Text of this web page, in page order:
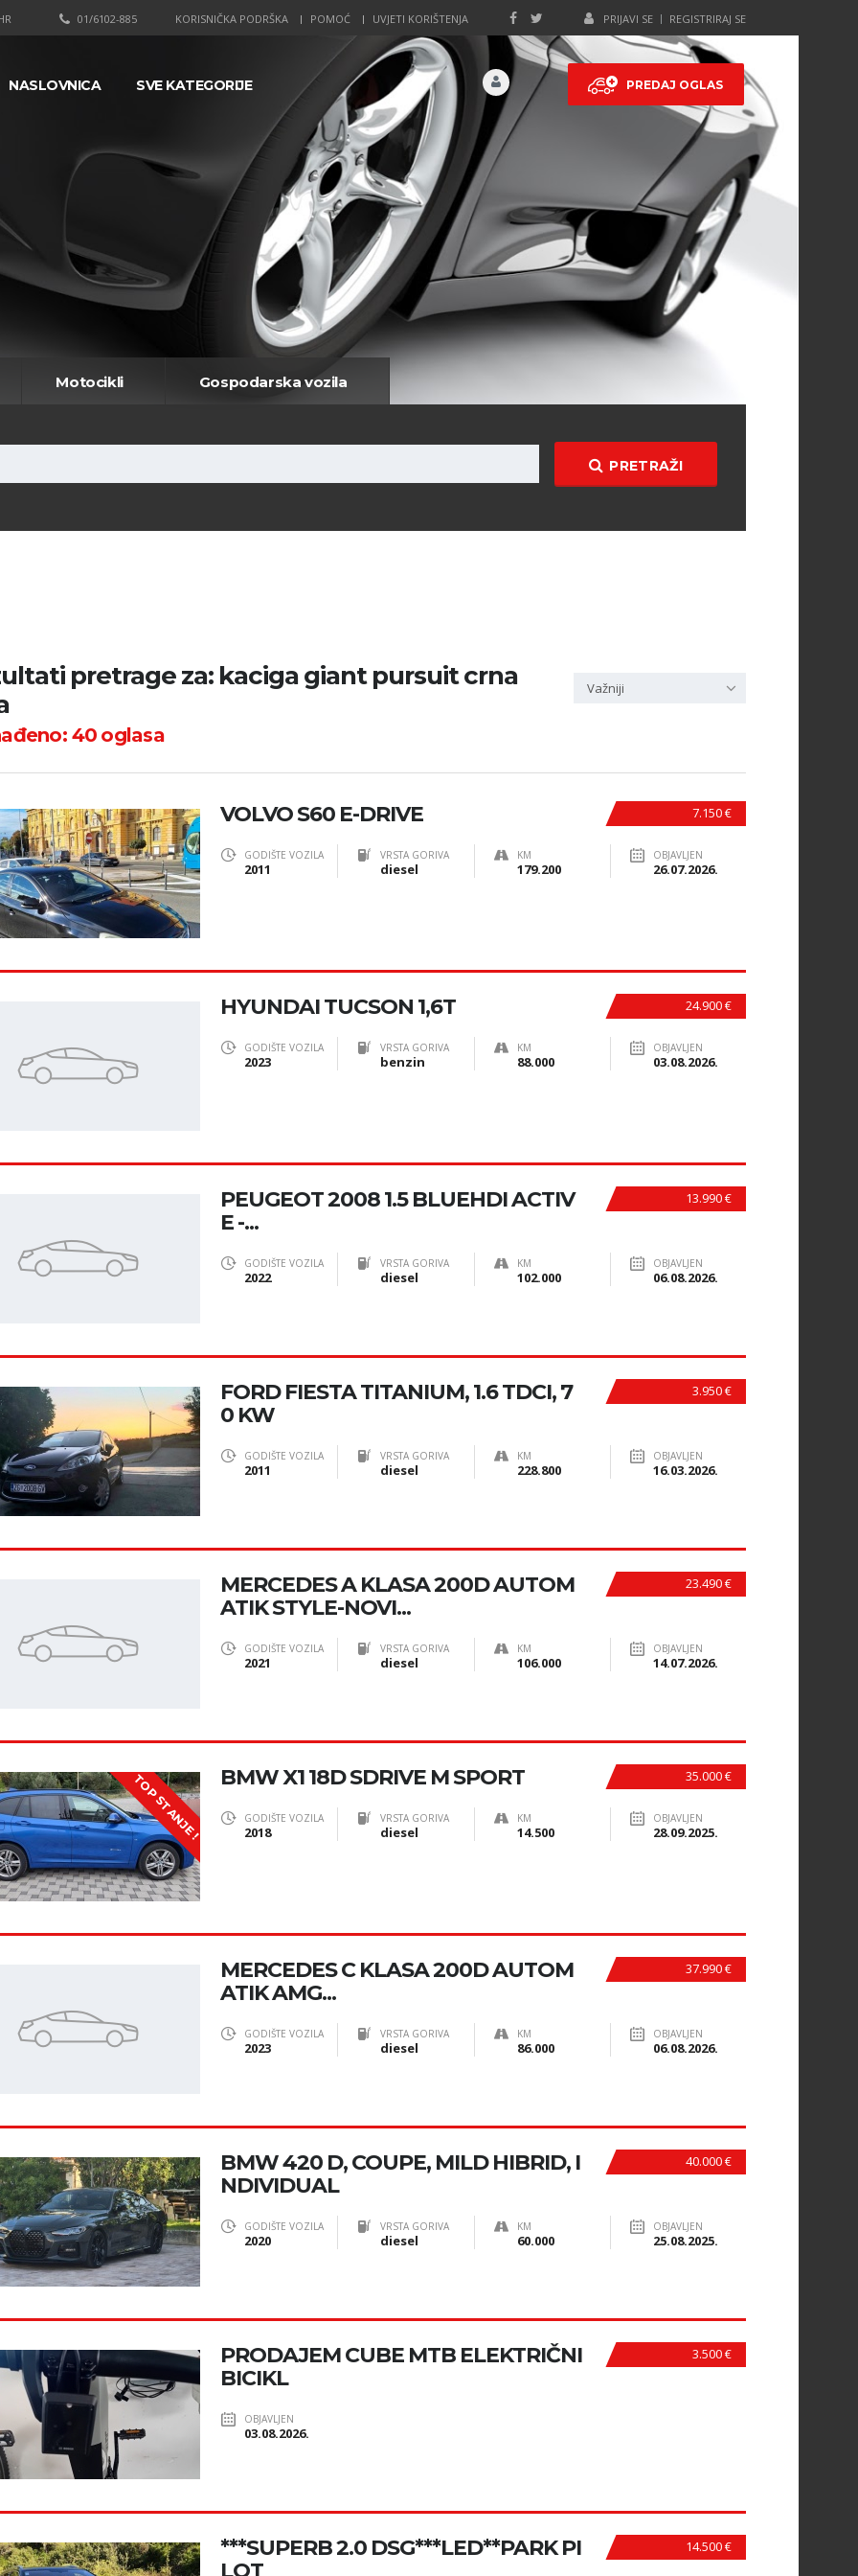
PRIJAVI SE REGISTRIRAJ SE
KORISNIČKA PODRŠKA POMOĆ UVJETI KORIŠTENJA
01/6102-885
PREDAJ OGLAS
NASLOVNICA SVE KATEGORIJE
Motocikli Gospodarska vozila
PRETRAŽI
pretrage za: kaciga giant pursuit crna
40oglasa
Važniji
7.150 €
VOLVO S60 E-DRIVE
GODIŠTE VOZILA
2011
VRSTA GORIVA
diesel
KM
179.200
OBJAVLJEN
26.07.2026.
24.900 €
HYUNDAI TUCSON 1,6T
GODIŠTE VOZILA
2023
VRSTA GORIVA
benzin
KM
88.000
OBJAVLJEN
03.08.2026.
13.990 €
PEUGEOT 2008 1.5 BLUEHDI ACTIV
E -...
GODIŠTE VOZILA
2022
VRSTA GORIVA
diesel
KM
102.000
OBJAVLJEN
06.08.2026.
3.950 €
FORD FIESTA TITANIUM, 1.6 TDCI, 7
0 KW
GODIŠTE VOZILA
2011
VRSTA GORIVA
diesel
KM
228.800
OBJAVLJEN
16.03.2026.
23.490 €
MERCEDES A KLASA 200D AUTOM
ATIK STYLE-NOVI...
GODIŠTE VOZILA
2021
VRSTA GORIVA
diesel
KM
106.000
OBJAVLJEN
14.07.2026.
TOP STANJE ! 35.000 €
BMW X1 18D SDRIVE M SPORT
GODIŠTE VOZILA
2018
VRSTA GORIVA
diesel
KM
14.500
OBJAVLJEN
28.09.2025.
37.990 €
MERCEDES C KLASA 200D AUTOM
ATIK AMG...
GODIŠTE VOZILA
2023
VRSTA GORIVA
diesel
KM
86.000
OBJAVLJEN
06.08.2026.
40.000 €
BMW 420 D, COUPE, MILD HIBRID, I
NDIVIDUAL
GODIŠTE VOZILA
2020
VRSTA GORIVA
diesel
KM
60.000
OBJAVLJEN
25.08.2025.
3.500 €
PRODAJEM CUBE MTB ELEKTRIČNI
BICIKL
OBJAVLJEN
03.08.2026.
14.500 €
***SUPERB 2.0 DSG***LED**PARK PI
LOT